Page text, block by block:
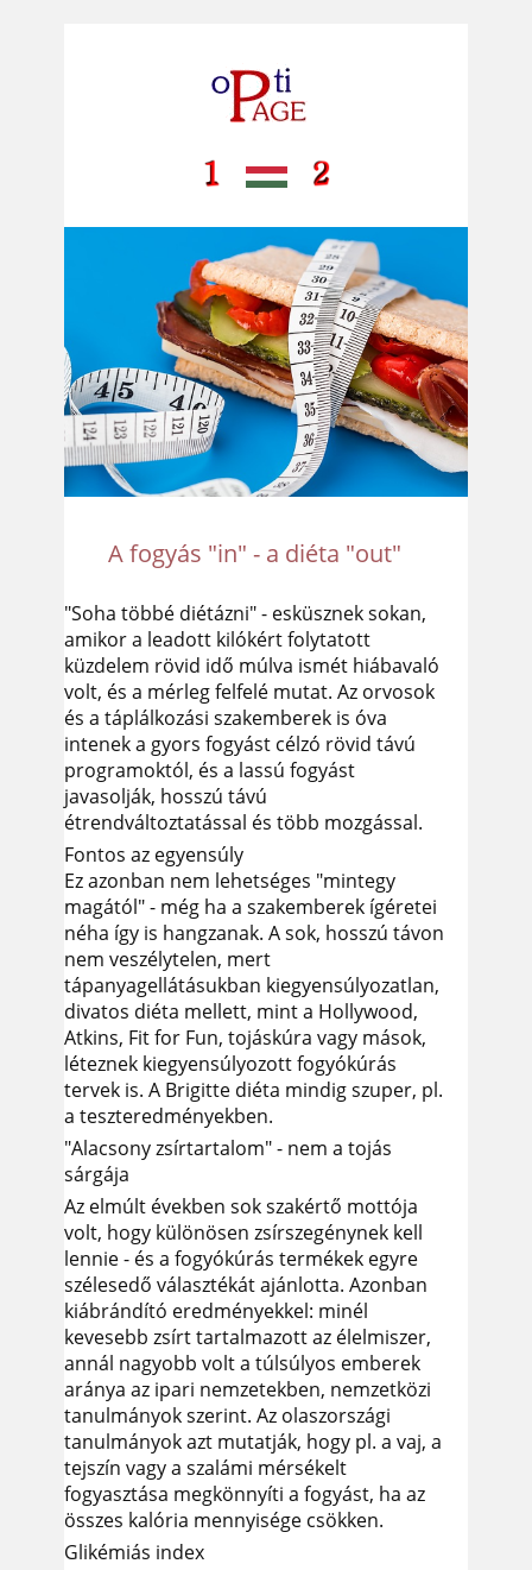
A fogyás "in" - a diéta "out"
"Soha többé diétázni" - esküsznek sokan,
amikor a leadott kilókért folytatott
küzdelem rövid idő múlva ismét hiábavaló
volt, és a mérleg felfelé mutat. Az orvosok
és a táplálkozási szakemberek is óva
intenek a gyors fogyást célzó rövid távú
programoktól, és a lassú fogyást
javasolják, hosszú távú
étrendváltoztatással és több mozgással.
Fontos az egyensúly
Ez azonban nem lehetséges "mintegy
magától" - még ha a szakemberek ígéretei
néha így is hangzanak. A sok, hosszú távon
nem veszélytelen, mert
tápanyagellátásukban kiegyensúlyozatlan,
divatos diéta mellett, mint a Hollywood,
Atkins, Fit for Fun, tojáskúra vagy mások,
léteznek kiegyensúlyozott fogyókúrás
tervek is. A Brigitte diéta mindig szuper, pl.
a teszteredményekben.
"Alacsony zsírtartalom" - nem a tojás
sárgája
Az elmúlt években sok szakértő mottója
volt, hogy különösen zsírszegénynek kell
lennie - és a fogyókúrás termékek egyre
szélesedő választékát ajánlotta. Azonban
kiábrándító eredményekkel: minél
kevesebb zsírt tartalmazott az élelmiszer,
annál nagyobb volt a túlsúlyos emberek
aránya az ipari nemzetekben, nemzetközi
tanulmányok szerint. Az olaszországi
tanulmányok azt mutatják, hogy pl. a vaj, a
tejszín vagy a szalámi mérsékelt
fogyasztása megkönnyíti a fogyást, ha az
összes kalória mennyisége csökken.
Glikémiás index